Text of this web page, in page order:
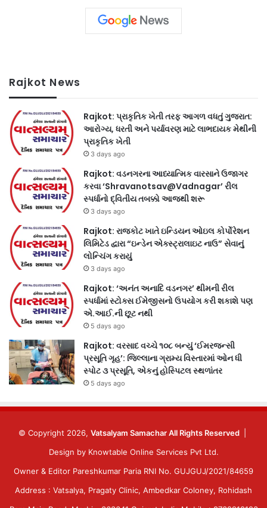
Rajkot News
Rajkot: પ્રાકૃતિક ખેતી તરફ આગળ વધતું ગુજરાત:
આરોગ્ય, ધરતી અને પર્યાવરણ માટે લાભદાયક મેથીની
પ્રાકૃતિક ખેતી
3 days ago
Rajkot: વડનગરના આધ્યાત્મિક વારસાને ઉજાગર
કરવા ‘Shravanotsav@Vadnagar’ રીલ
સ્પર્ધાનો દ્વિતીય તબક્કો આજથી શરૂ
3 days ago
Rajkot: રાજકોટ ખાતે ઇન્ડિયન ઓઇલ કોર્પોરેશન
લિમિટેડ દ્વારા “ઇન્ડેન એક્સ્ટ્રાલાઇટ નાઉ” સેવાનું
લોન્ચિંગ કરાયું
3 days ago
Rajkot: ‘અનંત અનાદિ વડનગર’ થીમની રીલ
સ્પર્ધામાં સ્ટોક્સ ઈમેજીસનો ઉપયોગ કરી શકાશે પણ
એ.આઈ.ની છૂટ નથી
5 days ago
Rajkot: વરસાદ વચ્ચે ૧૦૮ બન્યું ‘ઈમરજન્સી
પ્રસૂતિ ગૃહ’: જિલ્લાના ગ્રામ્ય વિસ્તારમાં ઓન ધી
સ્પોટ ૩ પ્રસૂતિ, એકનું હોસ્પિટલ સ્થળાંતર
5 days ago
© Copyright 2026, Vatsalyam Samachar All Rights Reserved
Design by Knowtable Online Services Pvt Ltd.
Owner & Editor Pareshkumar Paria RNI No. GUJGUJ/2021/84659
Address : Vatsalya, Pragaty Clinic, Ambedkar Coloney, Rohidash